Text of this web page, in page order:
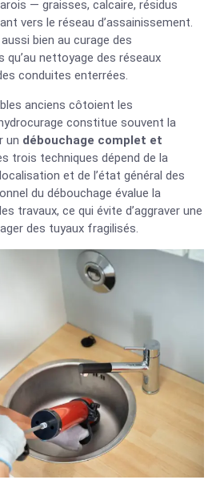
— graisses, calcaire, résidus
vers le réseau d’assainissement.
bien au curage des
nettoyage des réseaux
conduites enterrées.
anciens côtoient les
constitue souvent la
un débouchage complet et
trois techniques dépend de la
et de l’état général des
du débouchage évalue la
travaux, ce qui évite d’aggraver une
des tuyaux fragilisés.